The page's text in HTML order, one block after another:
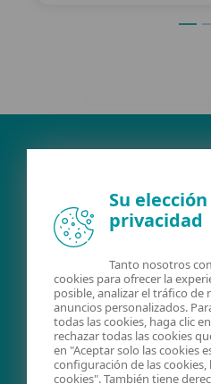
NORMATIVO
PROTECCIÓN
X
Su
privacidad
Tanto nosotros
cookies para ofrecer la
posible, analizar el tráfico
anuncios personalizados.
todas las cookies, haga clic
rechazar todas las cookies
en "Aceptar solo las cookies
configuración de las
cookies". También tiene